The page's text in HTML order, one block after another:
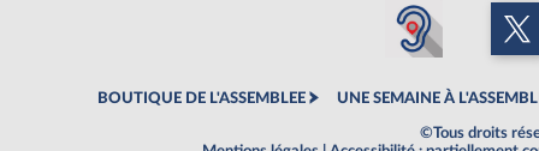
BOUTIQUE DE L'ASSEMBLEE UNE SEMAINE À
©Tous droits